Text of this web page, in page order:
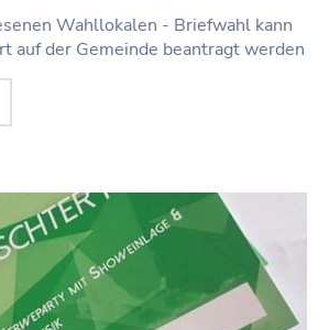
Wahllokalen - Briefwahl kann
auf der Gemeinde beantragt werden